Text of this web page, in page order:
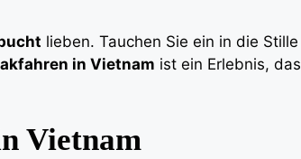
lieben. Tauchen Sie ein in die Stille
in Vietnam ist ein Erlebnis, das
Vietnam